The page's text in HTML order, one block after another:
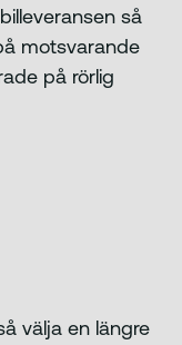
så
motsvarande
på rörlig
välja en längre